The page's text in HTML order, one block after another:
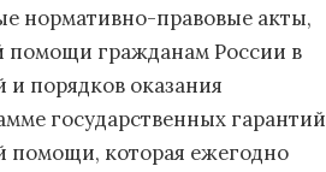
нормативно-правовые акты,
помощи гражданам России в
порядков оказания
государственных гарантий
помощи, которая ежегодно